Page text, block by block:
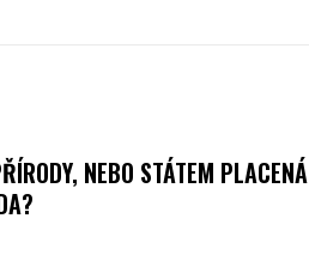
NEBO STÁTEM